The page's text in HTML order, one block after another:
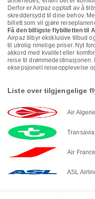
Derfor er Airpaz opptatt av å
skreddersydd til dine behov.
billett som vil gjøre
Få den billigste flybilletten til
Airpaz tilbyr eksklusive tilbud
til utrolig rimelige priser. Nyt
akkord med kvalitet eller
reise til
eksepsjonell reiseopplevelse
Liste over tilgjengelige
Air Algerie
Air France
ASL